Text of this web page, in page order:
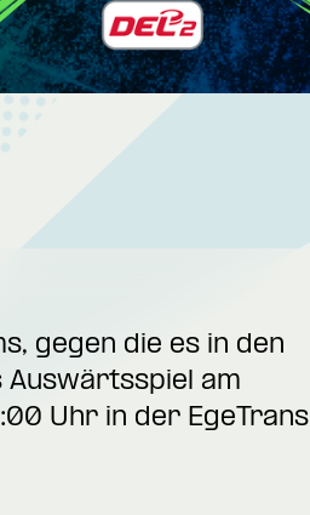
gegen die es in den
Auswärtsspiel am
Uhr in der EgeTrans